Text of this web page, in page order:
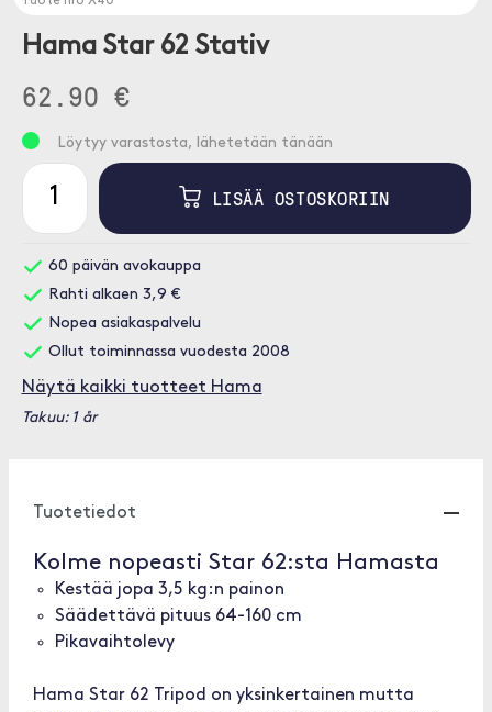
Hama Star 62 Stativ
62.90 €
Löytyy varastosta, lähetetään tänään
LISÄÄ OSTOSKORIIN
60 päivän avokauppa
Rahti alkaen 3,9 €
Nopea asiakaspalvelu
Ollut toiminnassa vuodesta 2008
Näytä kaikki tuotteet Hama
Takuu: 1 år
Tuotetiedot
Kolme nopeasti Star 62:sta Hamasta
Kestää jopa 3,5 kg:n painon
Säädettävä pituus 64-160 cm
Pikavaihtolevy
Hama Star 62 Tripod on yksinkertainen mutta